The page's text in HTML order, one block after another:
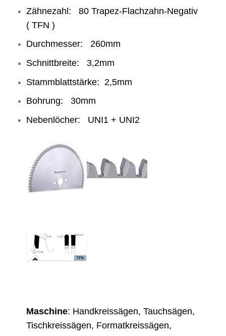
Zähnezahl: 80 Trapez-Flachzahn-Negativ
( TFN )
Durchmesser: 260mm
Schnittbreite: 3,2mm
Stammblattstärke: 2,5mm
Bohrung: 30mm
Nebenlöcher: UNI1 + UNI2
Maschine: Handkreissägen, Tauchsägen,
Tischkreissägen, Formatkreissägen,